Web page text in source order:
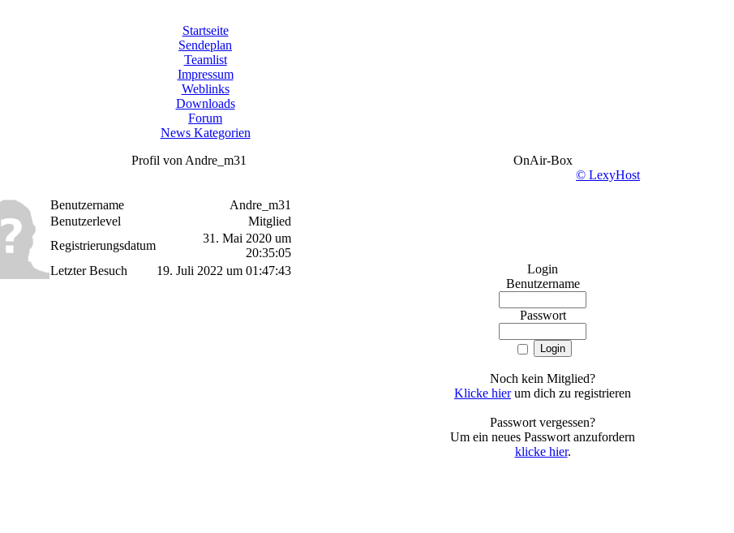
Startseite
Sendeplan
Teamlist
Impressum
Weblinks
Downloads
Forum
News Kategorien
Profil von Andre_m31
Benutzername
Andre_m31
Benutzerlevel
Mitglied
Registrierungsdatum
31. Mai 2020 um
20:35:05
Letzter Besuch
19. Juli 2022 um 01:47:43
OnAir-Box
© LexyHost
Login
Benutzername
Passwort
Noch kein Mitglied?
Klicke hierum dich zu registrieren
Passwort vergessen?
Um ein neues Passwort anzufordern
klicke hier.